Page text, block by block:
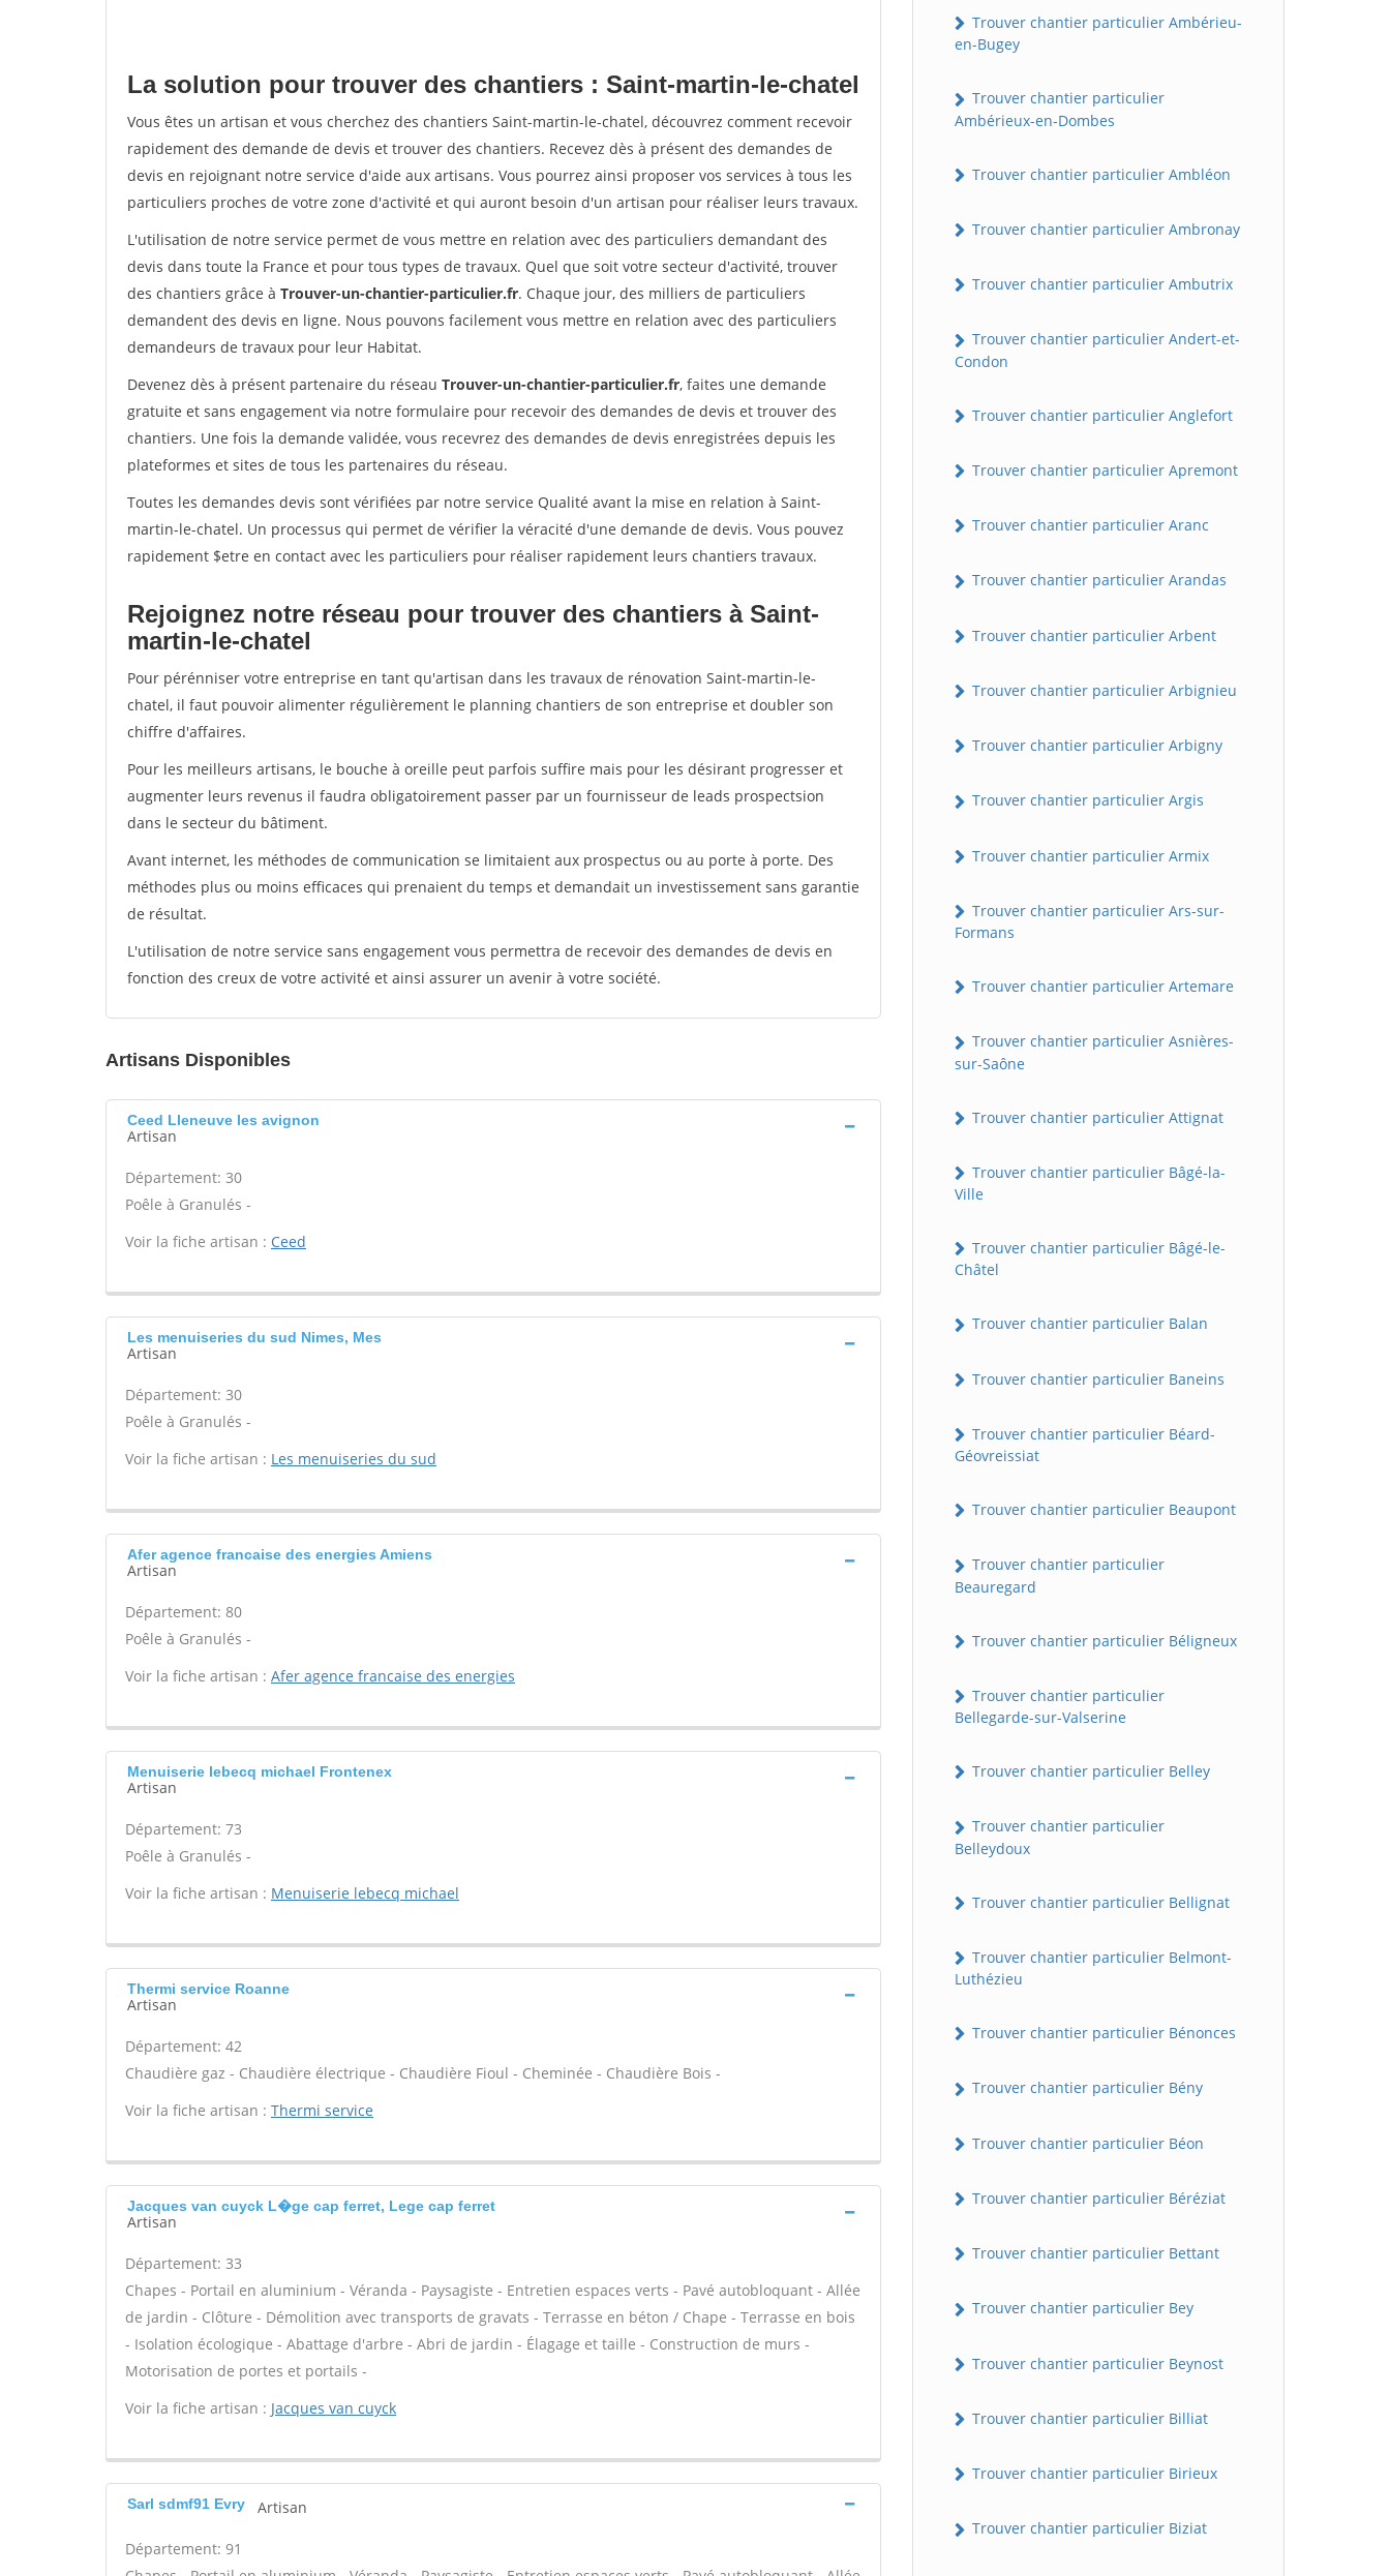
La solution pour trouver des chantiers : Saint-martin-le-chatel
Vous êtes un artisan et vous cherchez des chantiers Saint-martin-le-chatel, découvrez comment recevoir
rapidement des demande de devis et trouver des chantiers. Recevez dès à présent des demandes de
devis en rejoignant notre service d'aide aux artisans. Vous pourrez ainsi proposer vos services à tous les
particuliers proches de votre zone d'activité et qui auront besoin d'un artisan pour réaliser leurs travaux.
L'utilisation de notre service permet de vous mettre en relation avec des particuliers demandant des
devis dans toute la France et pour tous types de travaux. Quel que soit votre secteur d'activité, trouver
des chantiers grâce à Trouver-un-chantier-particulier.fr. Chaque jour, des milliers de particuliers
demandent des devis en ligne. Nous pouvons facilement vous mettre en relation avec des particuliers
demandeurs de travaux pour leur Habitat.
Devenez dès à présent partenaire du réseau Trouver-un-chantier-particulier.fr, faites une demande
gratuite et sans engagement via notre formulaire pour recevoir des demandes de devis et trouver des
chantiers. Une fois la demande validée, vous recevrez des demandes de devis enregistrées depuis les
plateformes et sites de tous les partenaires du réseau.
Toutes les demandes devis sont vérifiées par notre service Qualité avant la mise en relation à Saint-
martin-le-chatel. Un processus qui permet de vérifier la véracité d'une demande de devis. Vous pouvez
rapidement $etre en contact avec les particuliers pour réaliser rapidement leurs chantiers travaux.
Rejoignez notre réseau pour trouver des chantiers à Saint-
martin-le-chatel
Pour pérénniser votre entreprise en tant qu'artisan dans les travaux de rénovation Saint-martin-le-
chatel, il faut pouvoir alimenter régulièrement le planning chantiers de son entreprise et doubler son
chiffre d'affaires.
Pour les meilleurs artisans, le bouche à oreille peut parfois suffire mais pour les désirant progresser et
augmenter leurs revenus il faudra obligatoirement passer par un fournisseur de leads prospectsion
dans le secteur du bâtiment.
Avant internet, les méthodes de communication se limitaient aux prospectus ou au porte à porte. Des
méthodes plus ou moins efficaces qui prenaient du temps et demandait un investissement sans garantie
de résultat.
L'utilisation de notre service sans engagement vous permettra de recevoir des demandes de devis en
fonction des creux de votre activité et ainsi assurer un avenir à votre société.
Artisans Disponibles
Ceed Lleneuve les avignon
Artisan
Département: 30
Poêle à Granulés -
Voir la fiche artisan : Ceed
Les menuiseries du sud Nimes, Mes
Artisan
Département: 30
Poêle à Granulés -
Voir la fiche artisan : Les menuiseries du sud
Afer agence francaise des energies Amiens
Artisan
Département: 80
Poêle à Granulés -
Voir la fiche artisan : Afer agence francaise des energies
Menuiserie lebecq michael Frontenex
Artisan
Département: 73
Poêle à Granulés -
Voir la fiche artisan : Menuiserie lebecq michael
Thermi service Roanne
Artisan
Département: 42
Chaudière gaz - Chaudière électrique - Chaudière Fioul - Cheminée - Chaudière Bois -
Voir la fiche artisan : Thermi service
Jacques van cuyck L�ge cap ferret, Lege cap ferret
Artisan
Département: 33
Chapes - Portail en aluminium - Véranda - Paysagiste - Entretien espaces verts - Pavé autobloquant - Allée
de jardin - Clôture - Démolition avec transports de gravats - Terrasse en béton / Chape - Terrasse en bois
- Isolation écologique - Abattage d'arbre - Abri de jardin - Élagage et taille - Construction de murs -
Motorisation de portes et portails -
Voir la fiche artisan : Jacques van cuyck
Sarl sdmf91 Evry Artisan
Département: 91
Trouver chantier particulier Ambérieu-
en-Bugey
Trouver chantier particulier
Ambérieux-en-Dombes
Trouver chantier particulier Ambléon
Trouver chantier particulier Ambronay
Trouver chantier particulier Ambutrix
Trouver chantier particulier Andert-et-
Condon
Trouver chantier particulier Anglefort
Trouver chantier particulier Apremont
Trouver chantier particulier Aranc
Trouver chantier particulier Arandas
Trouver chantier particulier Arbent
Trouver chantier particulier Arbignieu
Trouver chantier particulier Arbigny
Trouver chantier particulier Argis
Trouver chantier particulier Armix
Trouver chantier particulier Ars-sur-
Formans
Trouver chantier particulier Artemare
Trouver chantier particulier Asnières-
sur-Saône
Trouver chantier particulier Attignat
Trouver chantier particulier Bâgé-la-
Ville
Trouver chantier particulier Bâgé-le-
Châtel
Trouver chantier particulier Balan
Trouver chantier particulier Baneins
Trouver chantier particulier Béard-
Géovreissiat
Trouver chantier particulier Beaupont
Trouver chantier particulier
Beauregard
Trouver chantier particulier Béligneux
Trouver chantier particulier
Bellegarde-sur-Valserine
Trouver chantier particulier Belley
Trouver chantier particulier
Belleydoux
Trouver chantier particulier Bellignat
Trouver chantier particulier Belmont-
Luthézieu
Trouver chantier particulier Bénonces
Trouver chantier particulier Bény
Trouver chantier particulier Béon
Trouver chantier particulier Béréziat
Trouver chantier particulier Bettant
Trouver chantier particulier Bey
Trouver chantier particulier Beynost
Trouver chantier particulier Billiat
Trouver chantier particulier Birieux
Trouver chantier particulier Biziat